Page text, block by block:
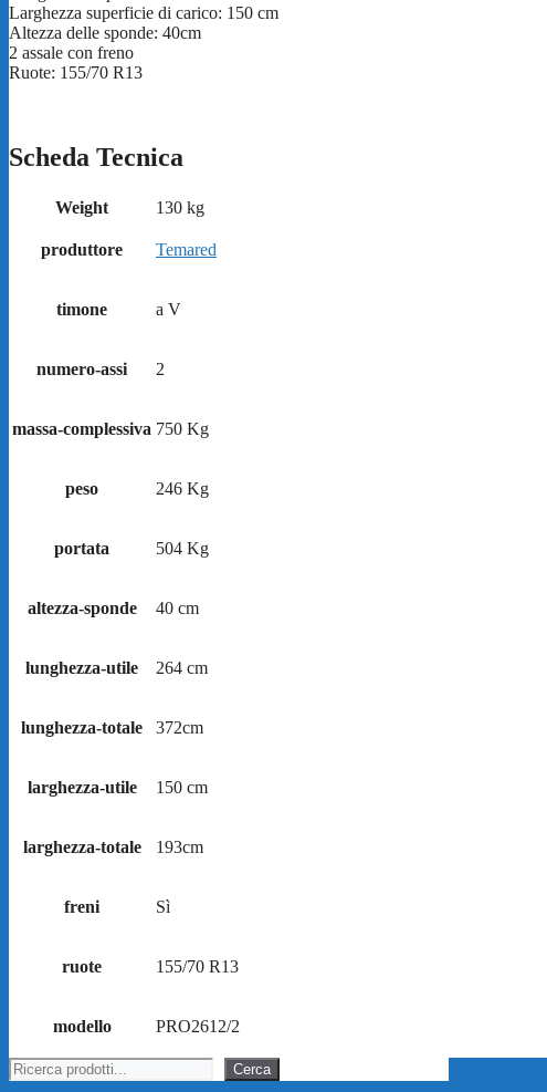
Temared
PRO
2615/2
quantity
Larghezza superficie di carico: 150 cm
Altezza delle sponde: 40cm
2 assale con freno
Ruote: 155/70 R13
Scheda Tecnica
Weight 130 kg
produttore Temared
timone a V
numero-assi 2
massa-complessiva 750 Kg
peso 246 Kg
portata 504 Kg
altezza-sponde 40 cm
lunghezza-utile 264 cm
lunghezza-totale 372cm
larghezza-utile 150 cm
larghezza-totale 193cm
freni Sì
ruote 155/70 R13
modello PRO2612/2
Cerca Cerca